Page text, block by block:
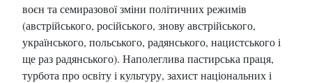
воєн та семиразової зміни політичних режимів
(австрійського, російського, знову австрійського,
українського, польського, радянського, нацистського і
ще раз радянського). Наполеглива пастирська праця,
турбота про освіту і культуру, захист національних і